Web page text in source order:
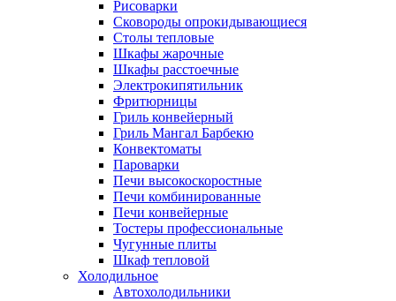
Рисоварки
Сковороды опрокидывающиеся
Столы тепловые
Шкафы жарочные
Шкафы расстоечные
Электрокипятильник
Фритюрницы
Гриль конвейерный
Гриль Мангал Барбекю
Конвектоматы
Пароварки
Печи высокоскоростные
Печи комбинированные
Печи конвейерные
Тостеры профессиональные
Чугунные плиты
Шкаф тепловой
Холодильное
Автохолодильники